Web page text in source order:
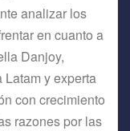
analizar los
en cuanto a
Danjoy,
y experta
con crecimiento
razones por las